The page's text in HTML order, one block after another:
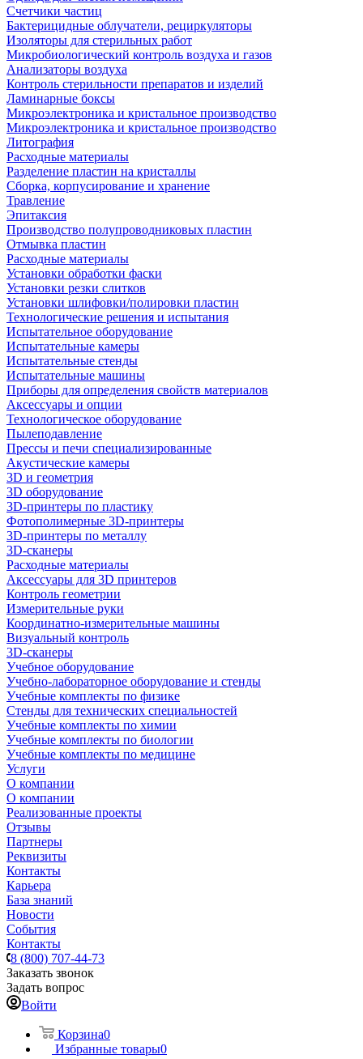
Счетчики частиц
Бактерицидные облучатели, рециркуляторы
Изоляторы для стерильных работ
Микробиологический контроль воздуха и газов
Анализаторы воздуха
Контроль стерильности препаратов и изделий
Ламинарные боксы
Микроэлектроника и кристальное производство
Микроэлектроника и кристальное производство
Литография
Расходные материалы
Разделение пластин на кристаллы
Сборка, корпусирование и хранение
Травление
Эпитаксия
Производство полупроводниковых пластин
Отмывка пластин
Расходные материалы
Установки обработки фаски
Установки резки слитков
Установки шлифовки/полировки пластин
Технологические решения и испытания
Испытательное оборудование
Испытательные камеры
Испытательные стенды
Испытательные машины
Приборы для определения свойств материалов
Аксессуары и опции
Технологическое оборудование
Пылеподавление
Прессы и печи специализированные
Акустические камеры
3D и геометрия
3D оборудование
3D-принтеры по пластику
Фотополимерные 3D-принтеры
3D-принтеры по металлу
3D-сканеры
Расходные материалы
Аксессуары для 3D принтеров
Контроль геометрии
Измерительные руки
Координатно-измерительные машины
Визуальный контроль
3D-сканеры
Учебное оборудование
Учебно-лабораторное оборудование и стенды
Учебные комплекты по физике
Стенды для технических специальностей
Учебные комплекты по химии
Учебные комплекты по биологии
Учебные комплекты по медицине
Услуги
О компании
О компании
Реализованные проекты
Отзывы
Партнеры
Реквизиты
Контакты
Карьера
База знаний
Новости
События
Контакты
8 (800) 707-44-73
Заказать звонок
Задать вопрос
Войти
Корзина0
Избранные товары0